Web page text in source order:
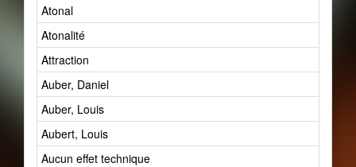
Atonal
Atonalité
Attraction
Auber, Daniel
Auber, Louis
Aubert, Louis
Aucun effet technique